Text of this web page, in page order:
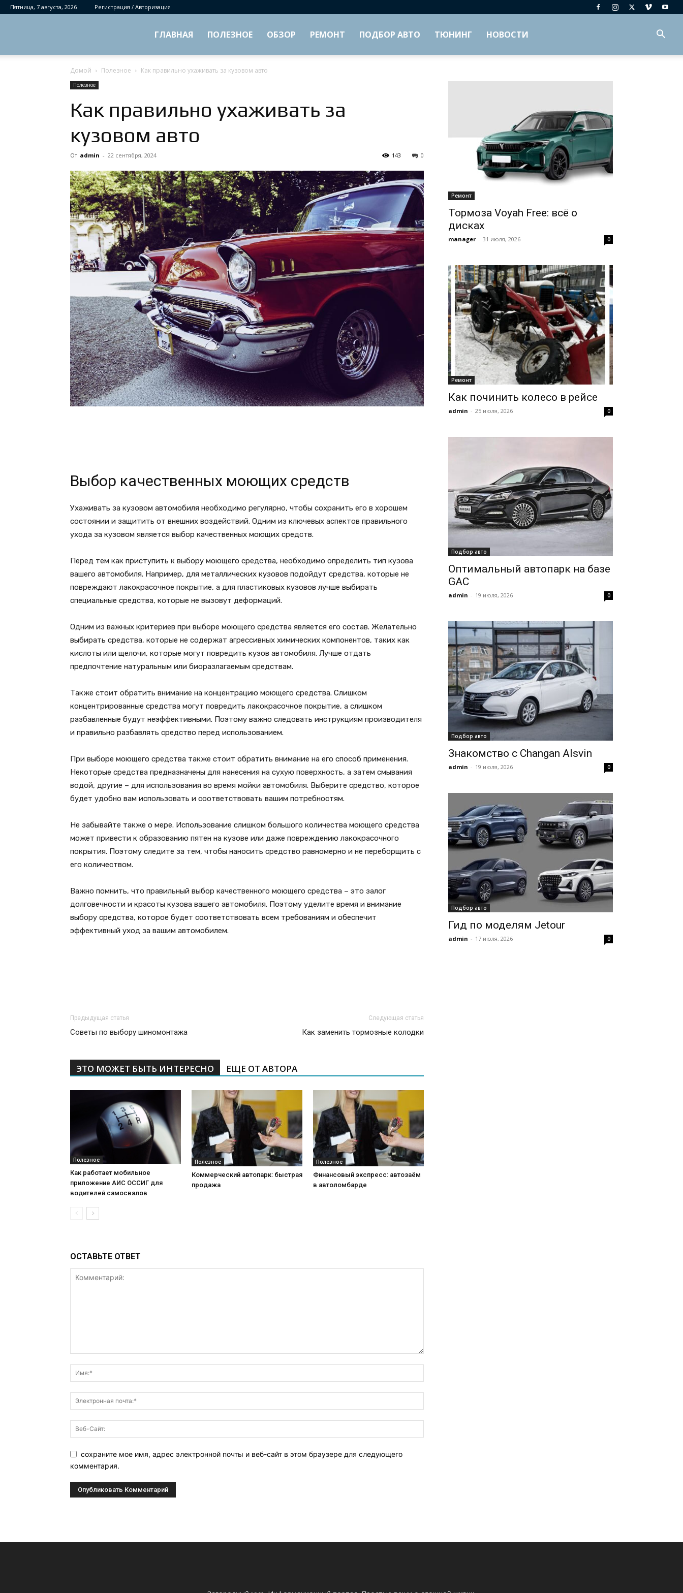
Пятница, 7 августа, 2026 Регистрация / Авторизация
ГЛАВНАЯ ПОЛЕЗНОЕ ОБЗОР РЕМОНТ ПОДБОР АВТО ТЮНИНГ НОВОСТИ
Домой Полезное Как правильно ухаживать за кузовом авто
Полезное
Как правильно ухаживать за
кузовом авто
От admin - 22 сентября, 2024 0
143
Выбор качественных моющих средств
Ухаживать за кузовом автомобиля необходимо регулярно, чтобы сохранить его в хорошем
состоянии и защитить от внешних воздействий. Одним из ключевых аспектов правильного
ухода за кузовом является выбор качественных моющих средств.
Перед тем как приступить к выбору моющего средства, необходимо определить тип кузова
вашего автомобиля. Например, для металлических кузовов подойдут средства, которые не
повреждают лакокрасочное покрытие, а для пластиковых кузовов лучше выбирать
специальные средства, которые не вызовут деформаций.
Одним из важных критериев при выборе моющего средства является его состав. Желательно
выбирать средства, которые не содержат агрессивных химических компонентов, таких как
кислоты или щелочи, которые могут повредить кузов автомобиля. Лучше отдать
предпочтение натуральным или биоразлагаемым средствам.
Также стоит обратить внимание на концентрацию моющего средства. Слишком
концентрированные средства могут повредить лакокрасочное покрытие, а слишком
разбавленные будут неэффективными. Поэтому важно следовать инструкциям производителя
и правильно разбавлять средство перед использованием.
При выборе моющего средства также стоит обратить внимание на его способ применения.
Некоторые средства предназначены для нанесения на сухую поверхность, а затем смывания
водой, другие – для использования во время мойки автомобиля. Выберите средство, которое
будет удобно вам использовать и соответствовать вашим потребностям.
Не забывайте также о мере. Использование слишком большого количества моющего средства
может привести к образованию пятен на кузове или даже повреждению лакокрасочного
покрытия. Поэтому следите за тем, чтобы наносить средство равномерно и не переборщить с
его количеством.
Важно помнить, что правильный выбор качественного моющего средства – это залог
долговечности и красоты кузова вашего автомобиля. Поэтому уделите время и внимание
выбору средства, которое будет соответствовать всем требованиям и обеспечит
эффективный уход за вашим автомобилем.
Предыдущая статья
Советы по выбору шиномонтажа
Следующая статья
Как заменить тормозные колодки
ЭТО МОЖЕТ БЫТЬ ИНТЕРЕСНО ЕЩЕ ОТ АВТОРА
Полезное
Как работает мобильное
приложение АИС ОССИГ для
водителей самосвалов
Полезное
Коммерческий автопарк: быстрая
продажа
Полезное
Финансовый экспресс: автозаём
в автоломбарде
ОСТАВЬТЕ ОТВЕТ
сохраните мое имя, адрес электронной почты и веб-сайт в этом браузере для следующего
комментария.
Ремонт
Тормоза Voyah Free: всё о
дисках
manager - 31 июля, 2026 0
Ремонт
Как починить колесо в рейсе
admin - 25 июля, 2026 0
Подбор авто
Оптимальный автопарк на базе
GAC
admin - 19 июля, 2026 0
Подбор авто
Знакомство с Changan Alsvin
admin - 19 июля, 2026 0
Подбор авто
Гид по моделям Jetour
admin - 17 июля, 2026 0